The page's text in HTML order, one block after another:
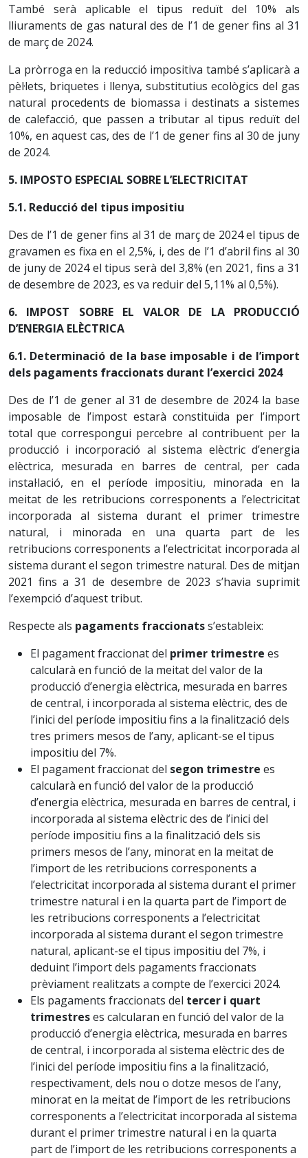
També serà aplicable el tipus reduït del 10% als
lliuraments de gas natural des de l’1 de gener fins al 31
de març de 2024.
La pròrroga en la reducció impositiva també s’aplicarà a
pèl·lets, briquetes i llenya, substitutius ecològics del gas
natural procedents de biomassa i destinats a sistemes
de calefacció, que passen a tributar al tipus reduït del
10%, en aquest cas, des de l’1 de gener fins al 30 de juny
de 2024.
5. IMPOSTO ESPECIAL SOBRE L’ELECTRICITAT
5.1. Reducció del tipus impositiu
Des de l’1 de gener fins al 31 de març de 2024 el tipus de
gravamen es fixa en el 2,5%, i, des de l’1 d’abril fins al 30
de juny de 2024 el tipus serà del 3,8% (en 2021, fins a 31
de desembre de 2023, es va reduir del 5,11% al 0,5%).
6. IMPOST SOBRE EL VALOR DE LA PRODUCCIÓ
D’ENERGIA ELÈCTRICA
6.1. Determinació de la base imposable i de l’import
dels pagaments fraccionats durant l’exercici 2024
Des de l’1 de gener al 31 de desembre de 2024 la base
imposable de l’impost estarà constituïda per l’import
total que correspongui percebre al contribuent per la
producció i incorporació al sistema elèctric d’energia
elèctrica, mesurada en barres de central, per cada
instal·lació, en el període impositiu, minorada en la
meitat de les retribucions corresponents a l’electricitat
incorporada al sistema durant el primer trimestre
natural, i minorada en una quarta part de les
retribucions corresponents a l’electricitat incorporada al
sistema durant el segon trimestre natural. Des de mitjan
2021 fins a 31 de desembre de 2023 s’havia suprimit
l’exempció d’aquest tribut.
Respecte als pagaments fraccionatss’estableix:
El pagament fraccionat del primer trimestre es
calcularà en funció de la meitat del valor de la
producció d’energia elèctrica, mesurada en barres
de central, i incorporada al sistema elèctric, des de
l’inici del període impositiu fins a la finalització dels
tres primers mesos de l’any, aplicant-se el tipus
impositiu del 7%.
El pagament fraccionat del segon trimestre es
calcularà en funció del valor de la producció
d’energia elèctrica, mesurada en barres de central, i
incorporada al sistema elèctric des de l’inici del
període impositiu fins a la finalització dels sis
primers mesos de l’any, minorat en la meitat de
l’import de les retribucions corresponents a
l’electricitat incorporada al sistema durant el primer
trimestre natural i en la quarta part de l’import de
les retribucions corresponents a l’electricitat
incorporada al sistema durant el segon trimestre
natural, aplicant-se el tipus impositiu del 7%, i
deduint l’import dels pagaments fraccionats
prèviament realitzats a compte de l’exercici 2024.
Els pagaments fraccionats del tercer i quart
trimestreses calcularan en funció del valor de la
producció d’energia elèctrica, mesurada en barres
de central, i incorporada al sistema elèctric des de
l’inici del període impositiu fins a la finalització,
respectivament, dels nou o dotze mesos de l’any,
minorat en la meitat de l’import de les retribucions
corresponents a l’electricitat incorporada al sistema
durant el primer trimestre natural i en la quarta
part de l’import de les retribucions corresponents a